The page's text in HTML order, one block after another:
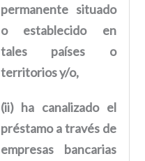
permanente situado
o establecido en
tales países o
territorios y/o,
(ii) ha canalizado el
préstamo a través de
empresas bancarias